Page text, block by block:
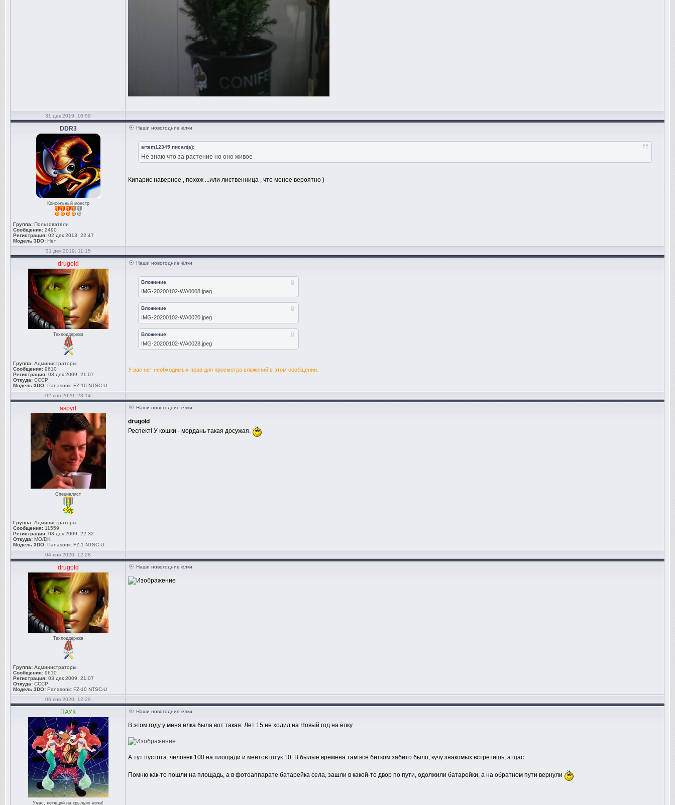
31 дек 2019, 10:59
DDR3
Консольный монстр
Группа: Пользователи
Сообщения: 2490
Регистрация: 02 дек 2013, 22:47
Модель 3DO: Нет
Наши новогодние ёлки
artem12345 писал(а):
Не знаю что за растение но оно живое
Кипарис наверное , похож ...или лиственница , что менее вероятно )
31 дек 2019, 11:15
drugold
Техподдержка
Группа: Администраторы
Сообщения: 9610
Регистрация: 03 дек 2009, 21:07
Откуда: СССР
Модель 3DO: Panasonic FZ-10 NTSC-U
Наши новогодние ёлки
Вложение
IMG-20200102-WA0008.jpeg
Вложение
IMG-20200102-WA0020.jpeg
Вложение
IMG-20200102-WA0028.jpeg
У вас нет необходимых прав для просмотра вложений в этом сообщении.
02 янв 2020, 23:14
aspyd
Специалист
Группа: Администраторы
Сообщения: 11559
Регистрация: 03 дек 2009, 22:32
Откуда: MO/DK
Модель 3DO: Panasonic FZ-1 NTSC-U
Наши новогодние ёлки
drugold
Респект! У кошки - мордань такая досужая.
04 янв 2020, 12:28
drugold
Техподдержка
Группа: Администраторы
Сообщения: 9610
Регистрация: 03 дек 2009, 21:07
Откуда: СССР
Модель 3DO: Panasonic FZ-10 NTSC-U
Наши новогодние ёлки
06 янв 2020, 12:29
ПАУК
Ужас, летящий на крыльях ночи!
Наши новогодние ёлки
В этом году у меня ёлка была вот такая. Лет 15 не ходил на Новый год на ёлку.
А тут пустота. человек 100 на площади и ментов штук 10. В былые времена там всё битком забито было, кучу знакомых встретишь, а щас...
Помню как-то пошли на площадь, а в фотоаппарате батарейка села, зашли в какой-то двор по пути, одолжили батарейки, а на обратном пути вернули